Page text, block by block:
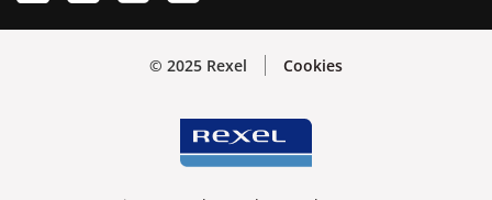
© 2025 Rexel Cookies